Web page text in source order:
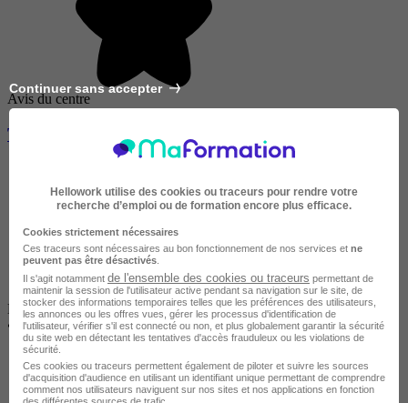
Avis du centre
Trésorier du CE ou CSE en 1 journée
Disponible dans 94 villes
•
En centre / En entreprise
Continuer sans accepter
Hellowork utilise des cookies ou traceurs pour rendre votre
recherche d’emploi ou de formation encore plus efficace.
Cookies strictement nécessaires
Ces traceurs sont nécessaires au bon fonctionnement de nos services et ne
peuvent pas être désactivés
Il s'agit notamment de l'ensemble des cookies ou traceurs permettant de
maintenir la session de l'utilisateur active pendant sa navigation sur le site, de
stocker des informations temporaires telles que les préférences des utilisateurs,
les annonces ou les offres vues, gérer les processus d'identification de
l'utilisateur, vérifier s'il est connecté ou non, et plus globalement garantir la sécurité
du site web en détectant les tentatives d'accès frauduleux ou les violations de
sécurité.
Ces cookies ou traceurs permettent également de piloter et suivre les sources
d'acquisition d'audience en utilisant un identifiant unique permettant de comprendre
comment nos utilisateurs naviguent sur nos sites et nos applications en fonction
des différentes sources de trafic.